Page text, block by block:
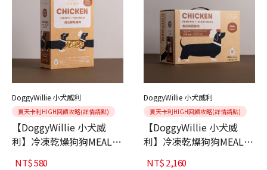
DoggyWillie 小犬威利
夏天卡利HIGH回饋攻略(詳情請點)
【DoggyWillie 小犬威
利】冷凍乾燥狗狗MEAL主
食 南瓜鮮蔬雞肉 200g
NT$580
DoggyWillie 小犬威利
夏天卡利HIGH回饋攻略(詳情請點)
【DoggyWillie 小犬威
利】冷凍乾燥狗狗MEAL主
食 南瓜鮮蔬雞肉 800g
NT$2,160